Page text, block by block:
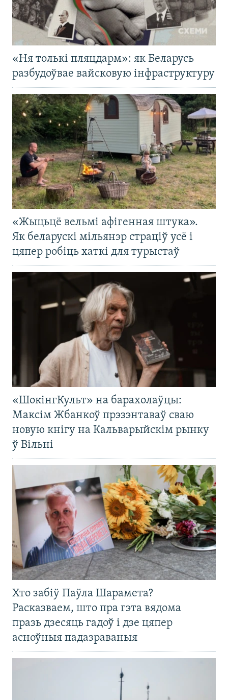
«Ня толькі пляцдарм»: як Беларусь
разбудоўвае вайсковую інфраструктуру
«Жыцьцё вельмі афігенная штука».
Як беларускі мільянэр страціў усё і
цяпер робіць хаткі для турыстаў
«ШокінгКульт» на барахолаўцы:
Максім Жбанкоў прэзэнтаваў сваю
новую кнігу на Кальварыйскім рынку
ў Вільні
Хто забіў Паўла Шарамета?
Расказваем, што пра гэта вядома
празь дзесяць гадоў і дзе цяпер
асноўныя падазраваныя